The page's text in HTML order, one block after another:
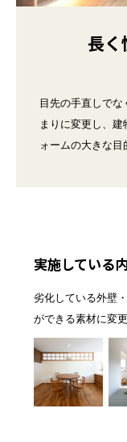
長く
目先の手直しで
まりに変更し、
ォームの大きな目
実施している
劣化している外壁
ができる素材に変更